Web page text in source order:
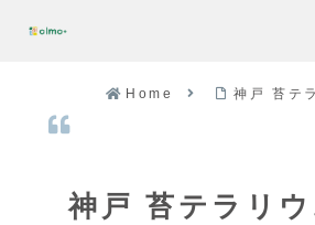
Home 神戸 苔テ
神戸 苔テラリ